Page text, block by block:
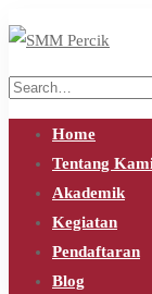
Search
for:
Home
Tentang
Akademik
Kegiatan
Pendaftaran
Blog